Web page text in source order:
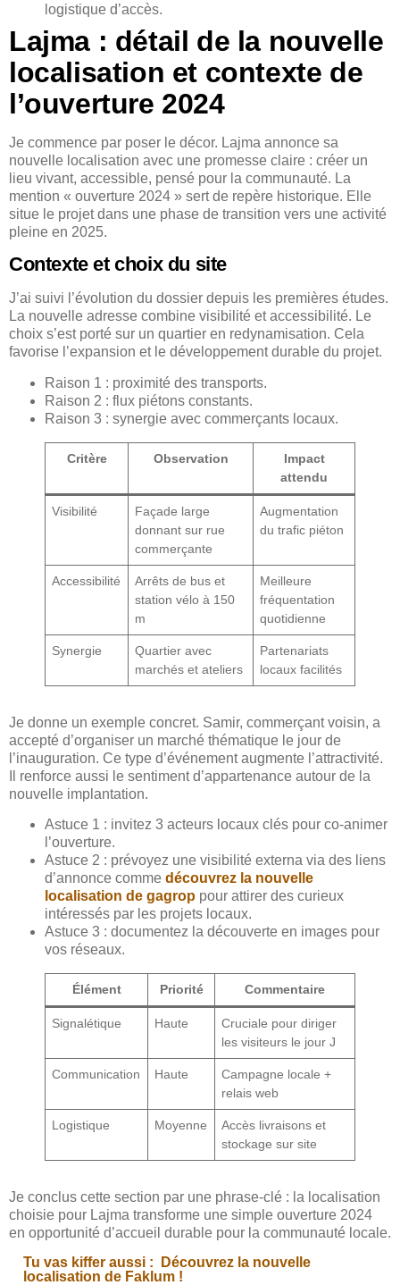
logistique d’accès.
Lajma : détail de la nouvelle
localisation et contexte de
l’ouverture 2024
Je commence par poser le décor. Lajma annonce sa
nouvelle localisation avec une promesse claire : créer un
lieu vivant, accessible, pensé pour la communauté. La
mention « ouverture 2024 » sert de repère historique. Elle
situe le projet dans une phase de transition vers une activité
pleine en 2025.
Contexte et choix du site
J’ai suivi l’évolution du dossier depuis les premières études.
La nouvelle adresse combine visibilité et accessibilité. Le
choix s’est porté sur un quartier en redynamisation. Cela
favorise l’expansion et le développement durable du projet.
Raison 1 : proximité des transports.
Raison 2 : flux piétons constants.
Raison 3 : synergie avec commerçants locaux.
Critère Observation
Impact
attendu
Visibilité
Façade large
donnant sur rue
commerçante
Augmentation
du trafic piéton
Accessibilité
Arrêts de bus et
station vélo à 150
m
Meilleure
fréquentation
quotidienne
Synergie
Quartier avec
marchés et ateliers
Partenariats
locaux facilités
Je donne un exemple concret. Samir, commerçant voisin, a
accepté d’organiser un marché thématique le jour de
l’inauguration. Ce type d’événement augmente l’attractivité.
Il renforce aussi le sentiment d’appartenance autour de la
nouvelle implantation.
Astuce 1 : invitez 3 acteurs locaux clés pour co-animer
l’ouverture.
Astuce 2 : prévoyez une visibilité externa via des liens
d’annonce comme découvrez la nouvelle
localisation de gagrop pour attirer des curieux
intéressés par les projets locaux.
Astuce 3 : documentez la découverte en images pour
vos réseaux.
Élément Priorité Commentaire
Signalétique Haute
Cruciale pour diriger
les visiteurs le jour J
Communication Haute
Campagne locale +
relais web
Logistique Moyenne
Accès livraisons et
stockage sur site
Je conclus cette section par une phrase-clé : la localisation
choisie pour Lajma transforme une simple ouverture 2024
en opportunité d’accueil durable pour la communauté locale.
Tu vas kiffer aussi :
Découvrez la nouvelle
localisation de Faklum !